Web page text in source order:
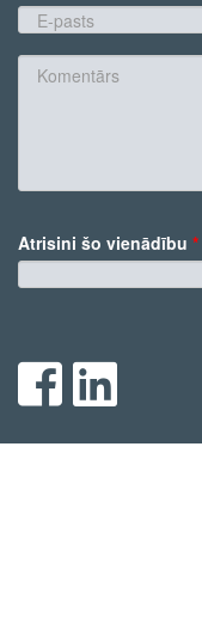
konsultācijas
tēma
E-
pasts
*
Atrisini šo vienādību *